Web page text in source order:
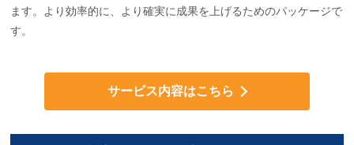
ます。より効率的に、より確実に成果を上げるためのパッケージで
す。
サービス内容はこちら